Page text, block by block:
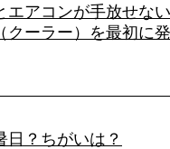
エアコンが手放せない
クーラー）を最初に
日？ちがいは？